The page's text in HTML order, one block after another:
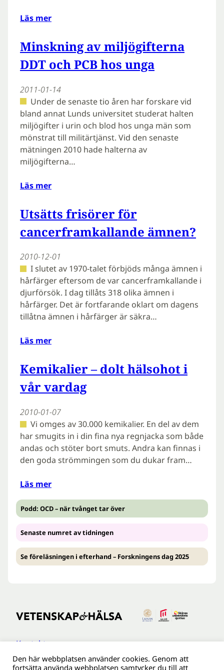
Läs mer
Minskning av miljögifterna
DDT och PCB hos unga
2011-01-14
Under de senaste tio åren har forskare vid
bland annat Lunds universitet studerat halten
miljögifter i urin och blod hos unga män som
mönstrat till militärtjänst. Vid den senaste
mätningen 2010 hade halterna av
miljögifterna…
Läs mer
Utsätts frisörer för
cancerframkallande ämnen?
2010-12-01
I slutet av 1970-talet förbjöds många ämnen i
hårfärger eftersom de var cancerframkallande i
djurförsök. I dag tillåts 318 olika ämnen i
hårfärger. Det är fortfarande oklart om dagens
tillåtna ämnen i hårfärger är säkra…
Läs mer
Kemikalier – dolt hälsohot i
vår vardag
2010-01-07
Vi omges av 30.000 kemikalier. En del av dem
har smugits in i din fina nya regnjacka som både
andas och stöter bort smuts. Andra kan finnas i
den goda strömmingen som du dukar fram…
Läs mer
Podd: OCD – när tvånget tar över
Senaste numret av tidningen
Se föreläsningen i efterhand – Forskningens dag 2025
Kontakt
Tillgänglighetsredogöreldse
Den här webbplatsen använder cookies. Genom att
fortsätta använda webbplatsen samtycker du till att